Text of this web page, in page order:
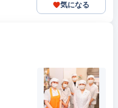
気になる